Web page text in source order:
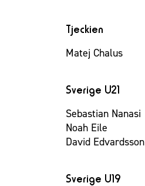
Tjeckien
Matej Chalus
Sverige U21
Sebastian Nanasi
Noah Eile
David Edvardsson
Sverige U19